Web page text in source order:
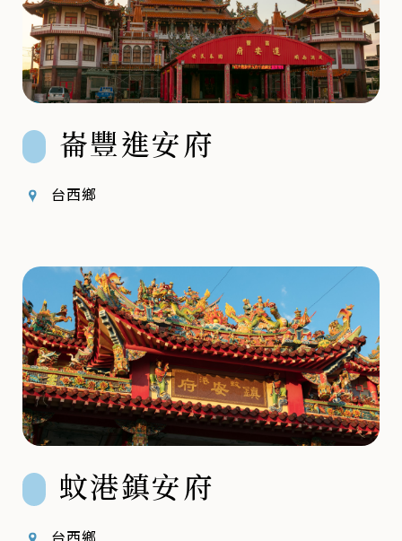
崙豐進安府
台西鄉
蚊港鎮安府
台西鄉